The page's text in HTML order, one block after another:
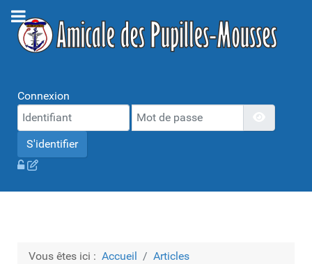
Connexion
Mot de passe
S'identifier
Vous êtes ici : Accueil
Articles